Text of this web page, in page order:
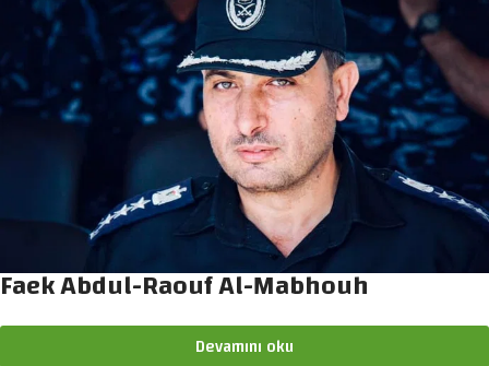
Faek Abdul-Raouf Al-Mabhouh
Devamını oku